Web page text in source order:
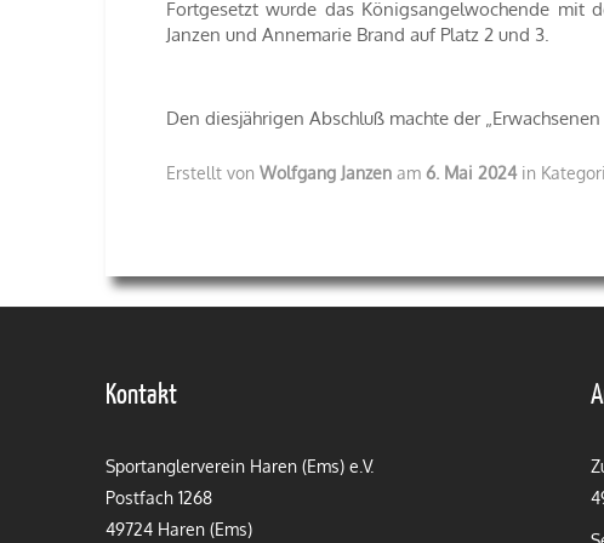
Fortgesetzt wurde das Königsangelwochende mit
Janzen und Annemarie Brand auf Platz 2 und 3.
Den diesjährigen Abschluß machte der
Erstellt von Wolfgang Janzen am 6. Mai 2024in
Kontakt
Sportanglerverein Haren (Ems) e.V.
Postfach 1268
49724 Haren (Ems)